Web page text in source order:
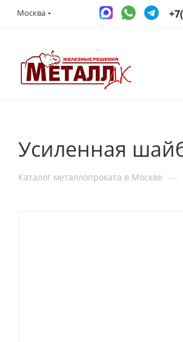
Москва
Усиленная
Каталог металлопроката в Москве —